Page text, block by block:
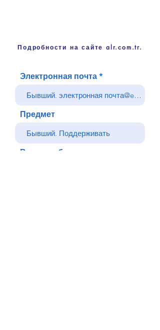
Подробности на сайте alr.com.tr.
Электронная почта
Предмет
Ваше сообщение